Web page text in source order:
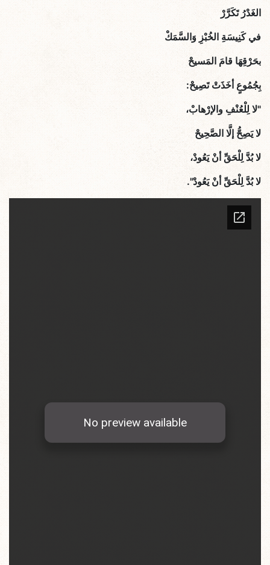
الغَدْرُ تَكَرَّرْ
في كَنِيسَةِ الخُبْزِ وَالسَّمَكْ
بحَرْقِهَا قامَ المَسيحْ
بِجُمُوعٍ أخَذَتْ تَصِيحْ:
"لا لِلْعُنْفِ والإرْهابْ،
لا يَصِحُّ إلَّا الصَّحِيحْ
لا بُدَّ لِلْحَقِّ أنْ يَعُودْ،
لا بُدَّ لِلْحَقِّ أنْ يَعُودْ".